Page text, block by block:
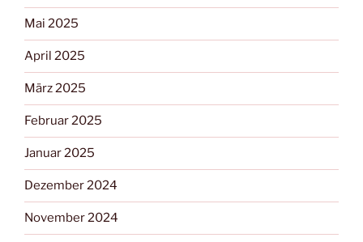
Mai 2025
April 2025
März 2025
Februar 2025
Januar 2025
Dezember 2024
November 2024